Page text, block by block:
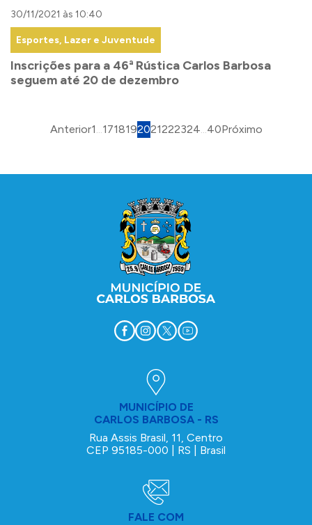
30/11/2021 às 10:40
Esportes, Lazer e Juventude
Inscrições para a 46ª Rústica Carlos Barbosa
seguem até 20 de dezembro
Anterior1...1718192021222324...40Próximo
MUNICÍPIO DE
CARLOS BARBOSA - RS
Rua Assis Brasil, 11, Centro
CEP 95185-000 | RS | Brasil
FALE COM